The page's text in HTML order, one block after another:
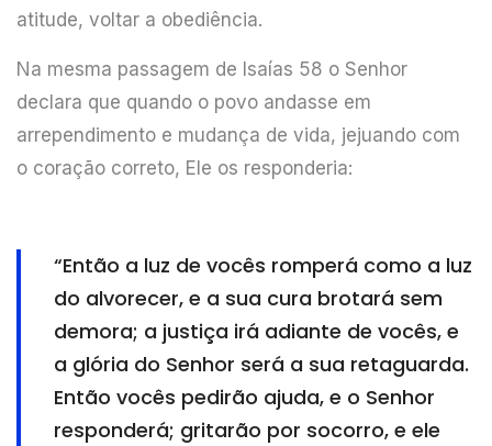
atitude, voltar a obediência.
Na mesma passagem de Isaías 58 o Senhor
declara que quando o povo andasse em
arrependimento e mudança de vida, jejuando com
o coração correto, Ele os responderia:
“Então a luz de vocês romperá como a luz
do alvorecer, e a sua cura brotará sem
demora; a justiça irá adiante de vocês, e
a glória do Senhor será a sua retaguarda.
Então vocês pedirão ajuda, e o Senhor
responderá; gritarão por socorro, e ele